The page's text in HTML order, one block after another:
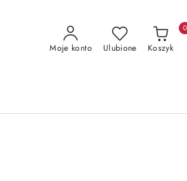
Moje konto Ulubione Koszyk
0